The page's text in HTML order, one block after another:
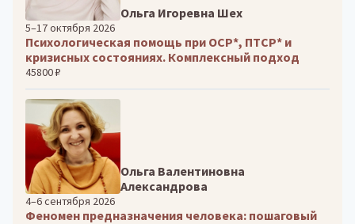
Ольга Игоревна Шех
5–17 октября 2026
Психологическая помощь при ОСР*, ПТСР* и
кризисных состояниях. Комплексный подход
45800 ₽
Ольга Валентиновна
Александрова
4–6 сентября 2026
Феномен предназначения человека: пошаговый